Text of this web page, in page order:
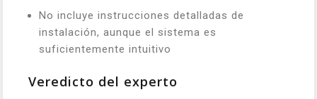
No incluye instrucciones detalladas de
instalación, aunque el sistema es
suficientemente intuitivo
Veredicto del experto